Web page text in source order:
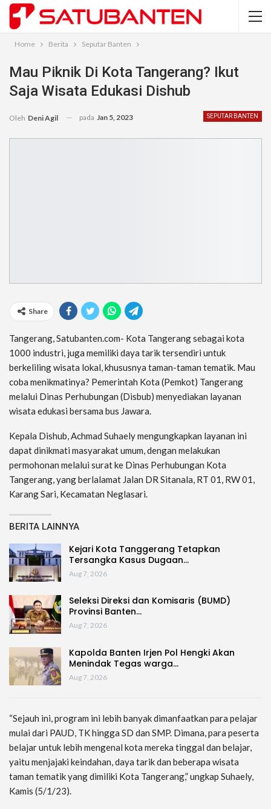
Home Berita Seputar Banten
Mau Piknik Di Kota Tangerang? Ikut
Saja Wisata Edukasi Dishub
SEPUTAR BANTEN
Oleh Deni Agil pada Jan 5, 2023
Share
Tangerang, Satubanten.com- Kota Tangerang sebagai kota
1000 industri, juga memiliki daya tarik tersendiri untuk
berkeliling wisata lokal, khususnya taman-taman tematik. Mau
coba menikmatinya? Pemerintah Kota (Pemkot) Tangerang
melalui Dinas Perhubungan (Disbub) menyediakan layanan
wisata edukasi bersama bus Jawara.
Kepala Dishub, Achmad Suhaely mengungkapkan layanan ini
dapat dinikmati masyarakat umum, dengan melakukan
permohonan melalui surat ke Dinas Perhubungan Kota
Tangerang, yang berlalamat Jalan DR Sitanala, RT 01, RW 01,
Karang Sari, Kecamatan Neglasari.
BERITA LAINNYA
Kejari Kota Tanggerang Tetapkan
Tersangka Kasus Dugaan…
Aug 7, 2026
Seleksi Direksi dan Komisaris (BUMD)
Provinsi Banten…
Aug 7, 2026
Kapolda Banten Irjen Pol Hengki Akan
Menindak Tegas warga…
Aug 7, 2026
“Sejauh ini, program ini lebih banyak dimanfaatkan para pelajar
mulai dari PAUD, TK hingga SD dan SMP. Dimana, para peserta
belajar untuk lebih mengenal kota mereka tinggal dan belajar,
yaitu menjajaki keindahan, daya tarik dan beberapa wisata
taman tematik yang dimiliki Kota Tangerang,” ungkap Suhaely,
Kamis (5/1/23).